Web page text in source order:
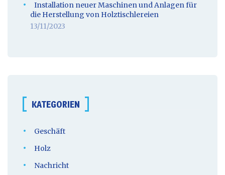
Installation neuer Maschinen und Anlagen für
die Herstellung von Holztischlereien
13/11/2023
KATEGORIEN
Geschäft
Holz
Nachricht